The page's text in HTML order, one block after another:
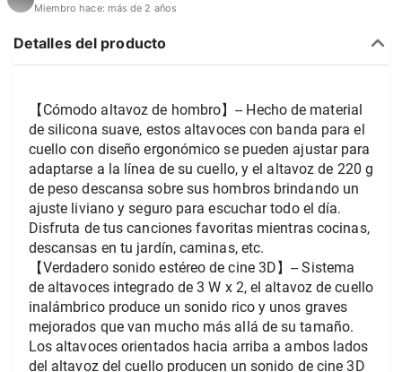
Miembro hace: más de 2 años
Detalles del producto
【Cómodo altavoz de hombro】-- Hecho de material
de silicona suave, estos altavoces con banda para el
cuello con diseño ergonómico se pueden ajustar para
adaptarse a la línea de su cuello, y el altavoz de 220 g
de peso descansa sobre sus hombros brindando un
ajuste liviano y seguro para escuchar todo el día.
Disfruta de tus canciones favoritas mientras cocinas,
descansas en tu jardín, caminas, etc.
【Verdadero sonido estéreo de cine 3D】-- Sistema
de altavoces integrado de 3 W x 2, el altavoz de cuello
inalámbrico produce un sonido rico y unos graves
mejorados que van mucho más allá de su tamaño.
Los altavoces orientados hacia arriba a ambos lados
del altavoz del cuello producen un sonido de cine 3D